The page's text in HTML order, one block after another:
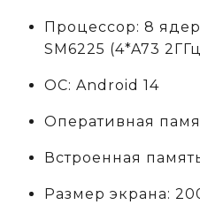
Процессор: 8
SM6225 (4*A73
ОС: Android 14
Оперативная
Встроенная
Размер экрана: